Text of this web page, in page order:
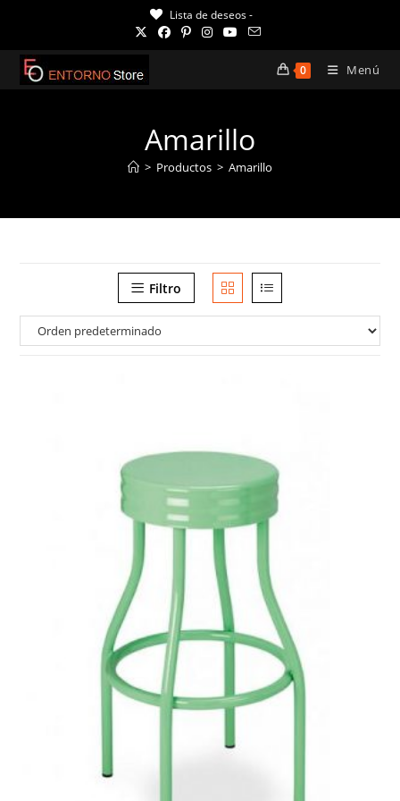
contenido
Lista de deseos -
0 Menú
Amarillo
> Productos > Amarillo
Filtro